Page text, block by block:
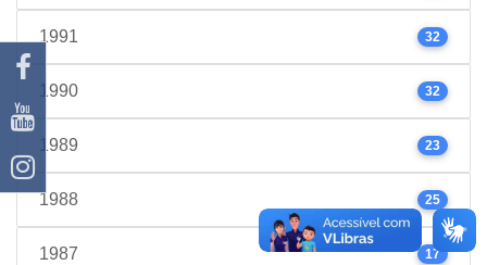
1991 32
1990 32
1989 23
1988 25
1987 17